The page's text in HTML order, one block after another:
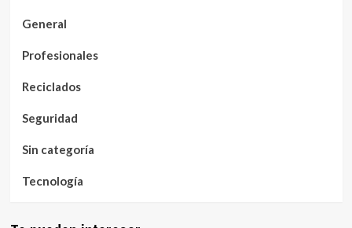
General
Profesionales
Reciclados
Seguridad
Sin categoría
Tecnología